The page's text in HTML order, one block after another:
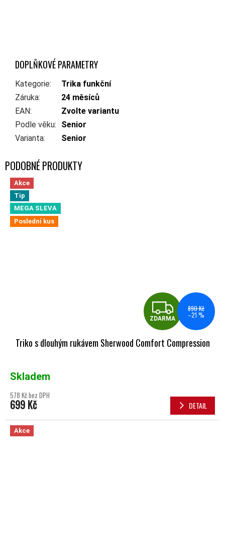
DOPLŇKOVÉ PARAMETRY
Kategorie:
Trika funkční
Záruka:
24 měsíců
EAN:
Zvolte variantu
Podle věku:
Senior
Varianta: Senior
Akce
Tip
MEGA SLEVA
Poslední kus
ZDARMA
890 Kč
–21 %
Triko s dlouhým rukávem Sherwood Comfort Compression
Skladem
578 Kč bez DPH
699 Kč DETAIL
Akce